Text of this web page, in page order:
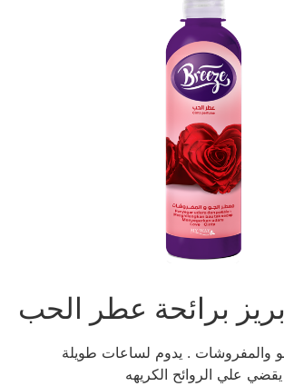
بريز برائحة عطر الحب
يقضي علي الروائح الكريهه